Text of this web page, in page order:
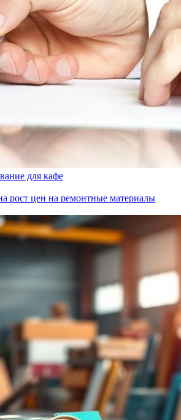
для кафе
рост цен на ремонтные материалы